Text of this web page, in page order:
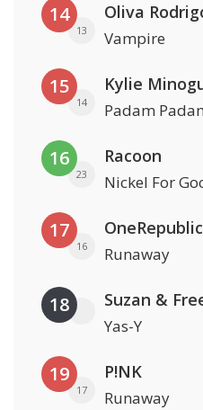
14
13
Oliva
Vampire
15
14
Kylie
Padam
16
23
Racoon
Nickel For
17
16
OneRepublic
Runaway
18 Suzan &
Yas-Y
19
17
P!NK
Runaway